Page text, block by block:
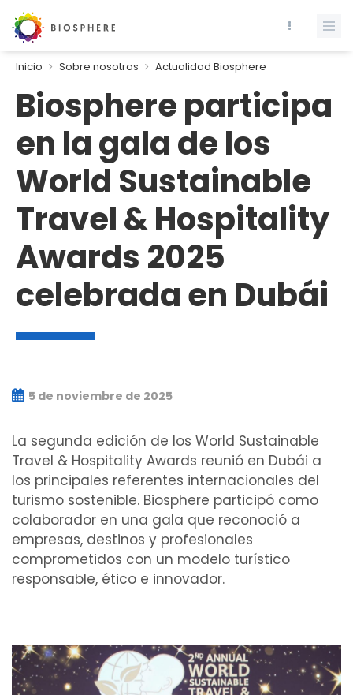
Inicio Sobre nosotros Actualidad Biosphere
Biosphere participa
en la gala de los
World Sustainable
Travel & Hospitality
Awards 2025
celebrada en Dubái
5 de noviembre de 2025
La segunda edición de los World Sustainable
Travel & Hospitality Awards reunió en Dubái a
los principales referentes internacionales del
turismo sostenible. Biosphere participó como
colaborador en una gala que reconoció a
empresas, destinos y profesionales
comprometidos con un modelo turístico
responsable, ético e innovador.